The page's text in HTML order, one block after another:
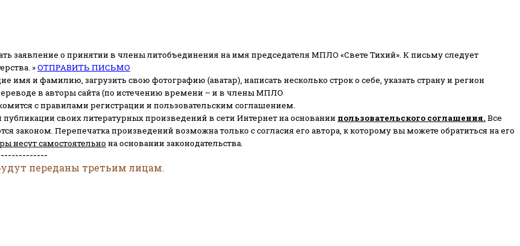
заявление о принятии в члены литобъединения на имя председателя МПЛО «Свете Тихий». К письму следует
»ОТПРАВИТЬ ПИСЬМО
имя и фамилию, загрузить свою фотографию (аватар), написать несколько строк о себе, указать страну и регион
в авторы сайта (по истечению времени – и в члены МПЛО
с правилами регистрации и пользовательским соглашением.
своих литературных произведений в сети Интернет на основании пользовательского соглашения. Все
законом. Перепечатка произведений возможна только с согласия его автора, к которому вы можете обратиться на его
несут самостоятельно на основании законодательства.
переданы третьим лицам.